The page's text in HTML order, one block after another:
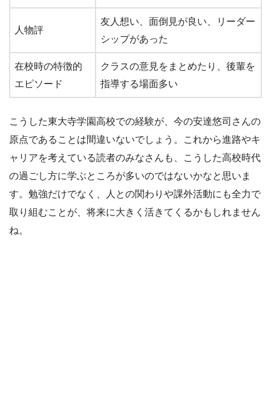
人物評
友人想い、面倒見が良い、リーダー
シップがあった
在校時の特徴的
エピソード
クラスの意見をまとめたり、後輩を
指導する場面多い
こうした東大寺学園高校での経験が、今の安達悠司さんの
原点であることは間違いないでしょう。これから進路やキ
ャリアを考えている読者のみなさんも、こうした高校時代
の過ごし方に学ぶところが多いのではないかなと思いま
す。勉強だけでなく、人との関わりや課外活動にも全力で
取り組むことが、将来に大きく活きてくるかもしれません
ね。